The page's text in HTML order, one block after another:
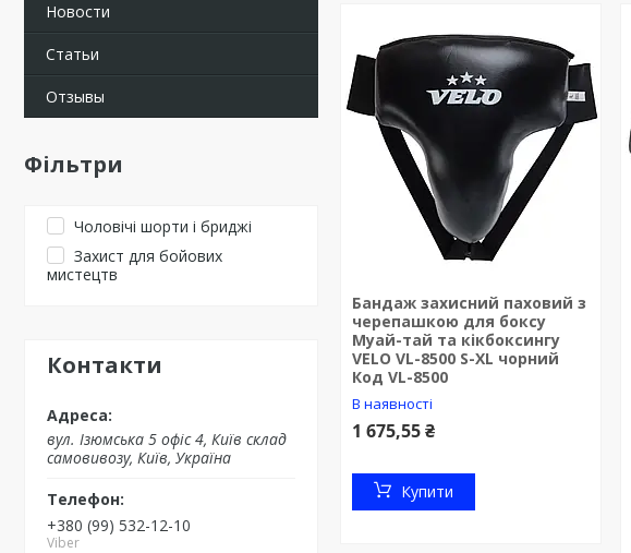
Новости
Статьи
Отзывы
Фільтри
Чоловічі шорти і бриджі
Захист для бойових
мистецтв
Контакти
вул. Ізюмська 5 офіс 4, Київ склад
самовивозу, Київ, Україна
+380 (99) 532-12-10
Viber
Бандаж захисний паховий з
черепашкою для боксу
Муай-тай та кікбоксингу
VELO VL-8500 S-XL чорний
Код VL-8500
В наявності
1 675,55 ₴
Купити